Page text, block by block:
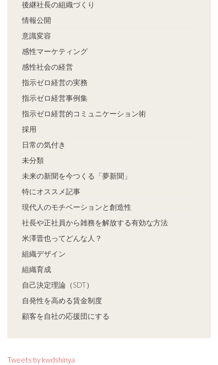
後継社長の組織づくり
情報公開
意識変容
感性マーケティング
感性社会の経営
指示ゼロ経営の実務
指示ゼロ経営事例集
指示ゼロ経営的コミュニケーション術
採用
日常の気付き
未分類
未来の新聞を今つくる「夢新聞」
特にオススメ記事
現代人のモチベーションと創造性
社長や正社員から雑務を解放する有効な方法
米澤晋也ってどんな人？
組織デザイン
組織育成
自己決定理論（SDT）
自発性を高める賃金制度
顧客を自社の応援団にする
Tweets by kwdshinya